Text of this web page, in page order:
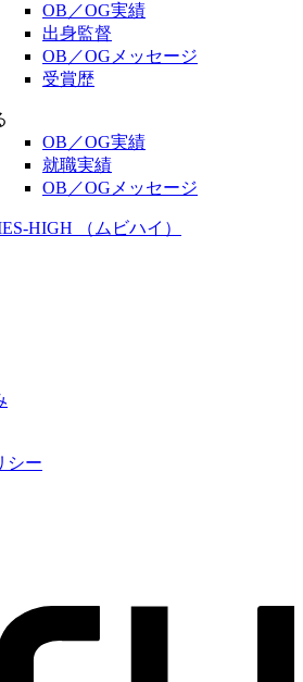
OB／OG実績
出身監督
OB／OGメッセージ
受賞歴
OB／OG実績
就職実績
OB／OGメッセージ
HIGH （ムビハイ）
シー